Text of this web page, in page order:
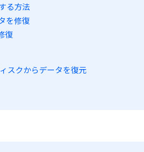
る方法
を修復
復
スクからデータを復元